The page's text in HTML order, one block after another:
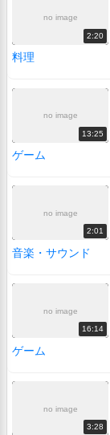
no image
2:20
料理
no image
13:25
ゲーム
no image
2:01
音楽・サウンド
no image
16:14
ゲーム
no image
3:28